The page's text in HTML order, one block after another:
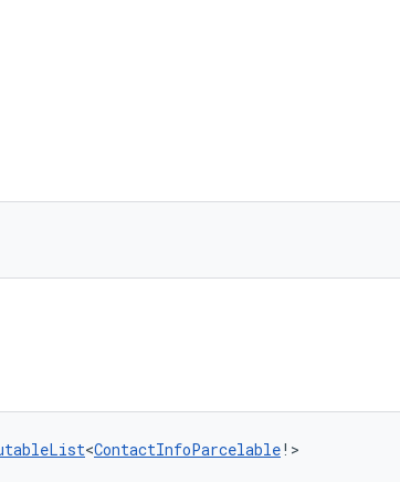
<ContactInfoParcelable!>